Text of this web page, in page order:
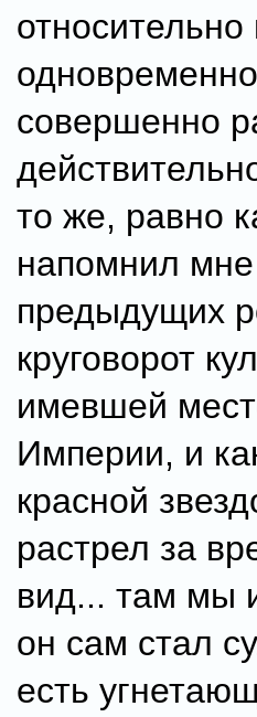
совершенно
то же, равно
напомнил
предыдущих
круговорот
имевшей
Империи, и
красной
растрел за
вид... там мы
он сам стал
есть